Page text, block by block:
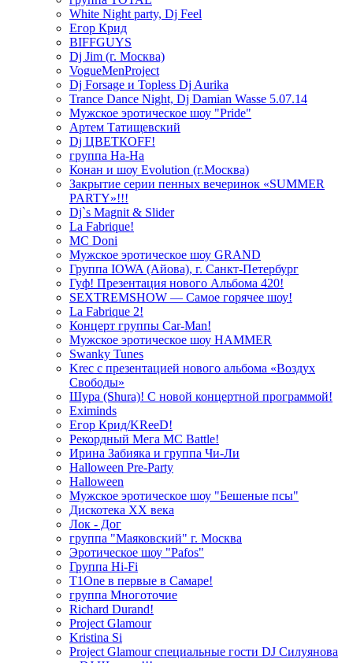
White Night party, Dj Feel
Егор Крид
BIFFGUYS
Dj Jim (г. Москва)
VogueMenProject
Dj Forsage и Topless Dj Aurika
Trance Dance Night, Dj Damian Wasse 5.07.14
Мужское эротическое шоу "Pride"
Артем Татищевский
Dj ЦВЕТКOFF!
группа На-На
Конан и шоу Evolution (г.Москва)
Закрытие серии пенных вечеринок «SUMMER
PARTY»!!!
Dj`s Magnit & Slider
La Fabrique!
MC Doni
Мужское эротическое шоу GRAND
Группа IOWA (Айова), г. Санкт-Петербург
Гуф! Презентация нового Альбома 420!
SEXTREMSHOW — Самое горячее шоу!
La Fabrique 2!
Концерт группы Car-Man!
Мужское эротическое шоу HAMMER
Swanky Tunes
Krec с презентацией нового альбома «Воздух
Свободы»
Шура (Shura)! С новой концертной программой!
Eximinds
Егор Крид/KReeD!
Рекордный Мега МС Battle!
Ирина Забияка и группа Чи-Ли
Halloween Pre-Party
Halloween
Мужское эротическое шоу "Бешеные псы"
Дискотека ХХ века
Лок - Дог
группа "Маяковский" г. Москва
Эротическое шоу "Pafos"
Группа Hi-Fi
T1One в первые в Самаре!
группа Многоточие
Richard Durand!
Project Glamour
Kristina Si
Project Glamour специальные гости DJ Силуянова